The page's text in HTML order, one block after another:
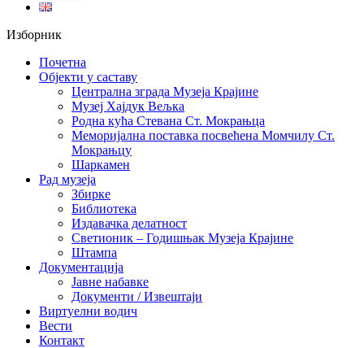
Изборник
Почетна
Објекти у саставу
Централна зграда Музеја Крајине
Музеј Хајдук Вељка
Родна кућа Стевана Ст. Мокрањца
Меморијална поставка посвећена Момчилу Ст.
Мокрањцу
Шаркамен
Рад музеја
Збирке
Библиотека
Издавачка делатност
Светионик – Годишњак Музеја Крајине
Штампа
Документација
Јавне набавке
Документи / Извештаји
Виртуелни водич
Вести
Контакт